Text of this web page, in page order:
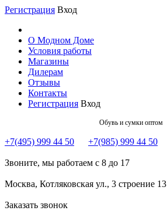
Регистрация Вход
О Модном Доме
Условия работы
Магазины
Дилерам
Отзывы
Контакты
Регистрация Вход
Обувь и сумки оптом
+7(495) 999 44 50 +7(985) 999 44 50
Звоните, мы работаем с 8 до 17
Москва, Котляковская ул., 3 строение 13
Заказать звонок